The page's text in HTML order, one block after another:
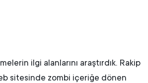
ilgi alanlarını araştırdık. Rakip
sitesinde zombi içeriğe dönen